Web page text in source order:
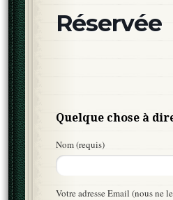
Réservée
Quelque chose à
Nom (requis)
Votre adresse Email (nous ne